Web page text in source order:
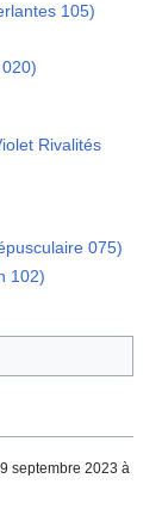
105)
Rivalités
075)
102)
septembre 2023 à